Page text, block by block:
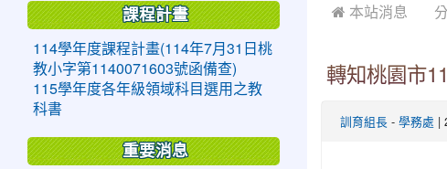
 本站消息
轉知桃園市
訓育組長 - 學務處 |
課程計畫
114學年度課程計畫(114年7月31日桃
教小字第1140071603號函備查)
115學年度各年級領域科目選用之教
科書
重要消息